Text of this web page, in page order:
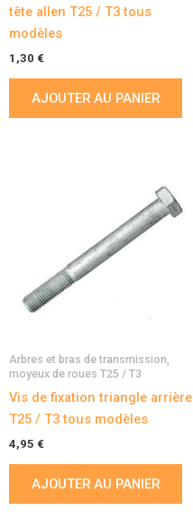
tête allen T25 / T3 tous
modèles
1,30 €
AJOUTER AU PANIER
Arbres et bras de transmission,
moyeux de roues T25 / T3
Vis de fixation triangle arrière
T25 / T3 tous modèles
4,95 €
AJOUTER AU PANIER